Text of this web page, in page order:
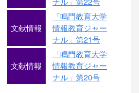
文献情報
「鳴門教育大学
情報教育ジャー
ナル」第21号
文献情報
「鳴門教育大学
情報教育ジャー
ナル」第20号